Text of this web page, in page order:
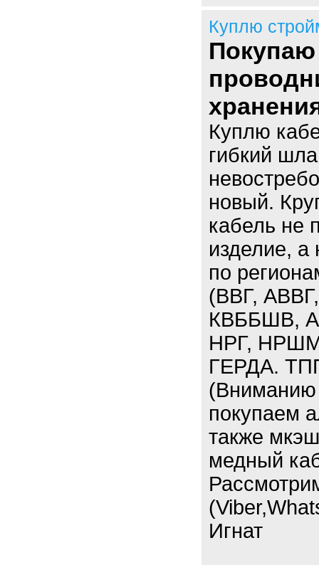
Куплю
Куплю
гибкий
новый.
кабель не
изделие,
по
(ВВГ,
КВББШВ,
НРГ,
ГЕРДА.
(Вниманию
покупаем
также
медный
Игнат